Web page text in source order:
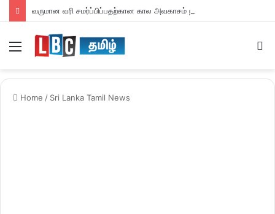
வருமான வரி சமர்ப்பிப்பதற்கான கால அவகாசம் நீடிப்பு
Home / Sri Lanka Tamil News